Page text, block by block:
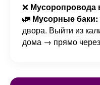
❌ Мусоропровода
🚛 Мусорные баки:
двора. Выйти из
дома → прямо